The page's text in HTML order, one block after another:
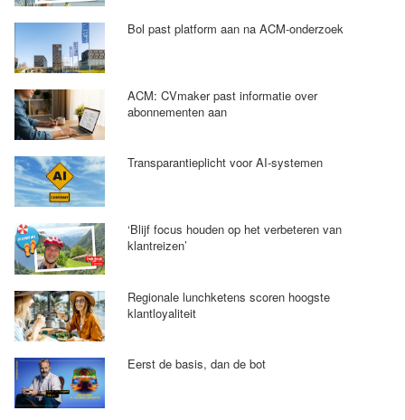
Bol past platform aan na ACM-onderzoek
ACM: CVmaker past informatie over
abonnementen aan
Transparantieplicht voor AI-systemen
‘Blijf focus houden op het verbeteren van
klantreizen’
Regionale lunchketens scoren hoogste
klantloyaliteit
Eerst de basis, dan de bot